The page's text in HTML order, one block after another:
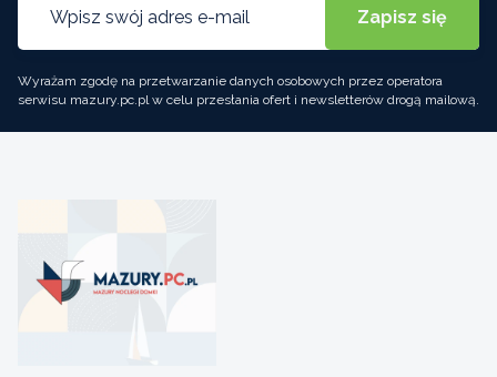
Wyrażam zgodę na przetwarzanie danych osobowych przez operatora
serwisu mazury.pc.pl w celu przesłania ofert i newsletterów drogą mailową.